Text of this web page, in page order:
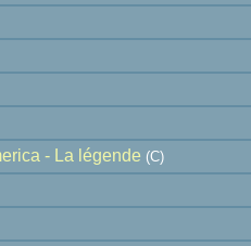
- La légende (C)